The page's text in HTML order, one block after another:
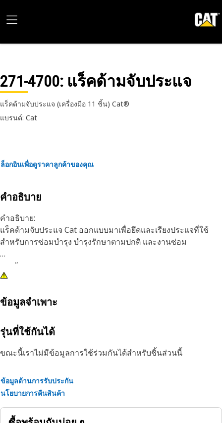
271-4700: แร็คด้ามจับประแจ
แร็คด้ามจับประแจ (เครื่องมือ 11 ชิ้น) Cat®
แบรนด์: Cat
ล็อกอินเพื่อดูราคาลูกค้าของคุณ
คำอธิบาย
คำอธิบาย:
แร็คด้ามจับประแจ Cat ออกแบบมาเพื่อยึดและเรียงประแจที่ใช้
สำหรับการซ่อมบำรุง บำรุงรักษาตามปกติ และงานซ่อม
คุณลักษณะ:
• ที่วางแบบพกพาประแจ 11 ขนาดขนาด 3/8 นิ้วถึง 1 นิ้ว
ข้อมูลจำเพาะ
รุ่นที่ใช้กันได้
ขณะนี้เราไม่มีข้อมูลการใช้ร่วมกันได้สำหรับชิ้นส่วนนี้
ข้อมูลด้านการรับประกัน
นโยบายการคืนสินค้า